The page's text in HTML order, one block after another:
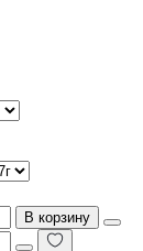
В корзину